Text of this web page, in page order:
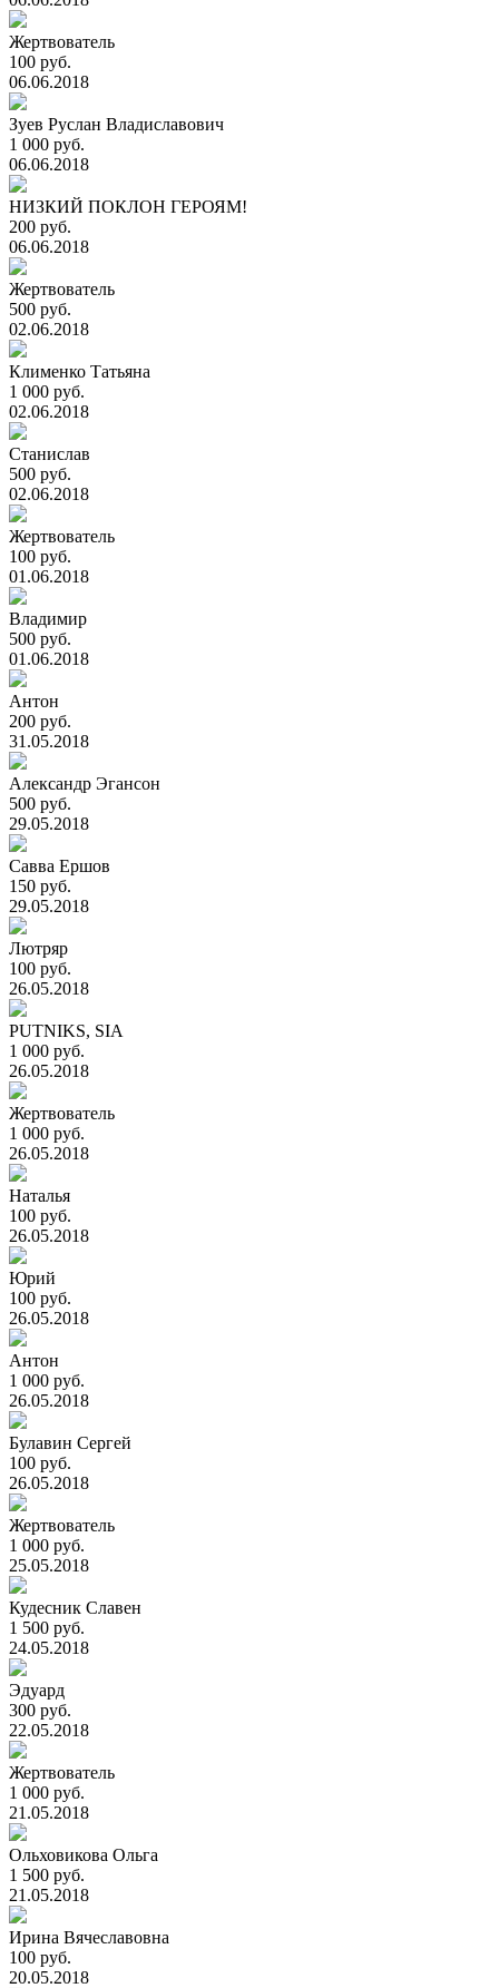
Жертвователь
100 руб.
06.06.2018
Зуев Руслан Владиславович
1 000 руб.
06.06.2018
НИЗКИЙ ПОКЛОН ГЕРОЯМ!
200 руб.
06.06.2018
Жертвователь
500 руб.
02.06.2018
Клименко Татьяна
1 000 руб.
02.06.2018
Станислав
500 руб.
02.06.2018
Жертвователь
100 руб.
01.06.2018
Владимир
500 руб.
01.06.2018
Антон
200 руб.
31.05.2018
Александр Эгансон
500 руб.
29.05.2018
Савва Ершов
150 руб.
29.05.2018
Лютряр
100 руб.
26.05.2018
PUTNIKS, SIA
1 000 руб.
26.05.2018
Жертвователь
1 000 руб.
26.05.2018
Наталья
100 руб.
26.05.2018
Юрий
100 руб.
26.05.2018
Антон
1 000 руб.
26.05.2018
Булавин Сергей
100 руб.
26.05.2018
Жертвователь
1 000 руб.
25.05.2018
Кудесник Славен
1 500 руб.
24.05.2018
Эдуард
300 руб.
22.05.2018
Жертвователь
1 000 руб.
21.05.2018
Ольховикова Ольга
1 500 руб.
21.05.2018
Ирина Вячеславовна
100 руб.
20.05.2018